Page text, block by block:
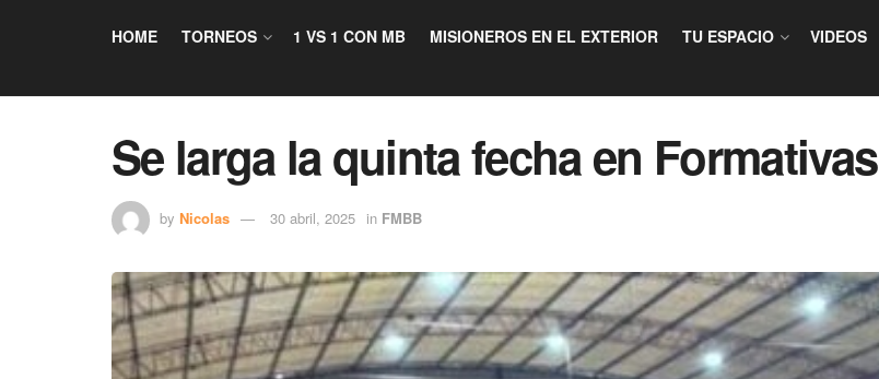
HOME TORNEOS 1 VS 1 CON MB MISIONEROS EN EL EXTERIOR TU ESPACIO VIDEOS
Se larga la quinta fecha en Formativas
by Nicolas 30 abril, 2025 in FMBB